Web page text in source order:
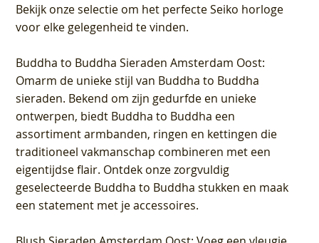
Bekijk onze selectie om het perfecte Seiko horloge
voor elke gelegenheid te vinden.
Buddha to Buddha Sieraden Amsterdam Oost:
Omarm de unieke stijl van Buddha to Buddha
sieraden. Bekend om zijn gedurfde en unieke
ontwerpen, biedt Buddha to Buddha een
assortiment armbanden, ringen en kettingen die
traditioneel vakmanschap combineren met een
eigentijdse flair. Ontdek onze zorgvuldig
geselecteerde Buddha to Buddha stukken en maak
een statement met je accessoires.